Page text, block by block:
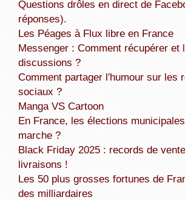
Questions drôles en direct de Facebook (avec les
réponses).
Les Péages à Flux libre en France
Messenger : Comment récupérer et lire toutes les
discussions ?
Comment partager l'humour sur les réseaux
sociaux ?
Manga VS Cartoon
En France, les élections municipales : comment ça
marche ?
Black Friday 2025 : records de ventes, chaos de
livraisons !
Les 50 plus grosses fortunes de France sont tous
des milliardaires